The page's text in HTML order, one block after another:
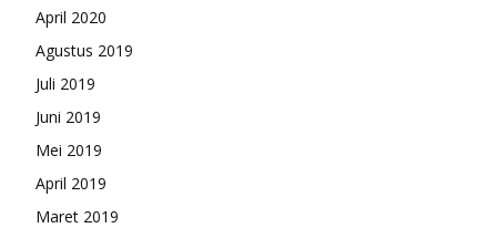
April 2020
Agustus 2019
Juli 2019
Juni 2019
Mei 2019
April 2019
Maret 2019